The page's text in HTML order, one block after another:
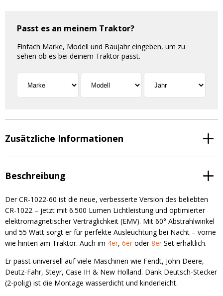
+49(0)1520 5391500
Passt es an meinem Traktor?
Einfach Marke, Modell und Baujahr eingeben, um zu
sehen ob es bei deinem Traktor passt.
Zusätzliche Informationen
Beschreibung
Der CR-1022-60 ist die neue, verbesserte Version des beliebten
CR-1022 – jetzt mit 6.500 Lumen Lichtleistung und optimierter
elektromagnetischer Verträglichkeit (EMV). Mit 60° Abstrahlwinkel
und 55 Watt sorgt er für perfekte Ausleuchtung bei Nacht – vorne
wie hinten am Traktor. Auch im 4er, 6er oder8er Set erhältlich.
Er passt universell auf viele Maschinen wie Fendt, John Deere,
Deutz-Fahr, Steyr, Case IH & New Holland. Dank Deutsch-Stecker
(2-polig) ist die Montage wasserdicht und kinderleicht.